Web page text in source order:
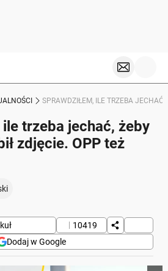
SPRAWDZIŁEM, ILE TRZEBA
ile trzeba jechać, żeby
zdjęcie. OPP też
10419
Dodaj w Google